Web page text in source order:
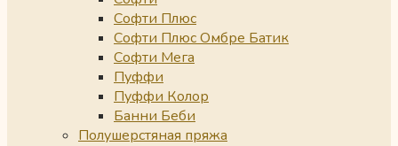
Софти Плюс
Софти Плюс Омбре Батик
Софти Мега
Пуффи
Пуффи Колор
Банни Беби
Полушерстяная пряжа